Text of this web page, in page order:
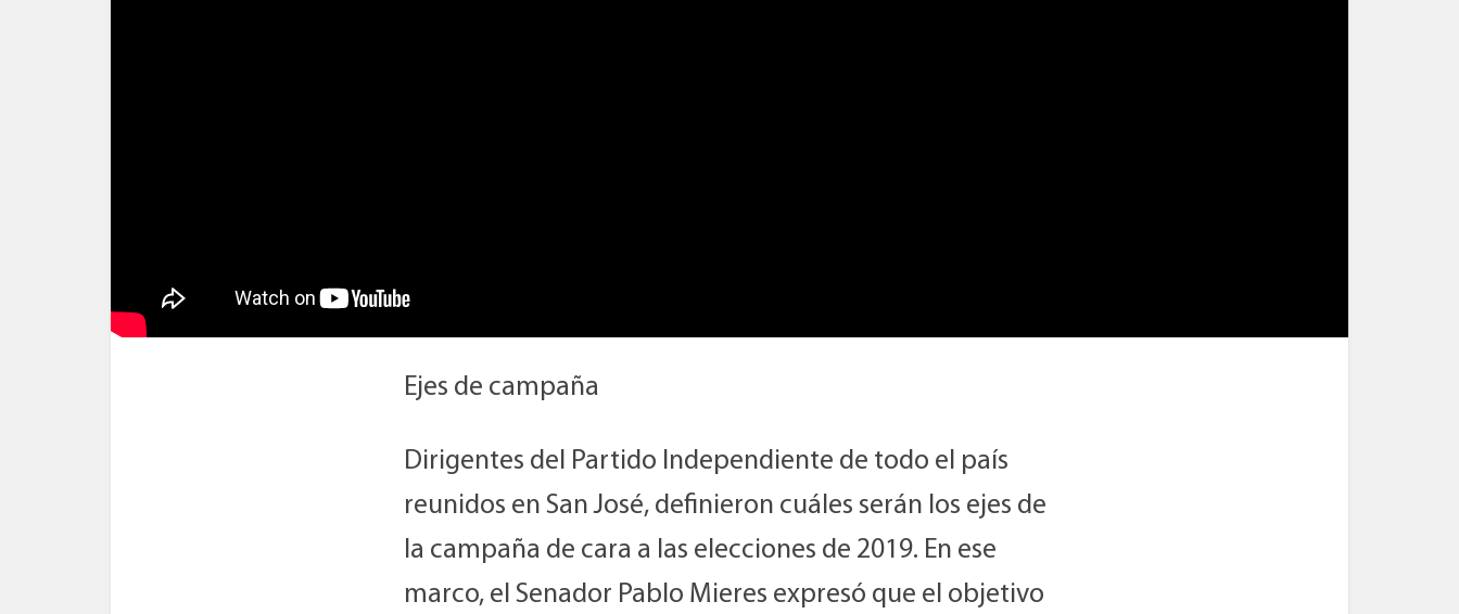
Ejes de campaña
Dirigentes del Partido Independiente de todo el país
reunidos en San José, definieron cuáles serán los ejes de
la campaña de cara a las elecciones de 2019. En ese
marco, el Senador Pablo Mieres expresó que el objetivo